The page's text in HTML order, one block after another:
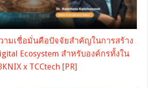
มเชื่อมั่นคือปัจจัยสำคัญในการสร้าง
Ecosystem สำหรับองค์กรทั้งใน
x TCCtech [PR]